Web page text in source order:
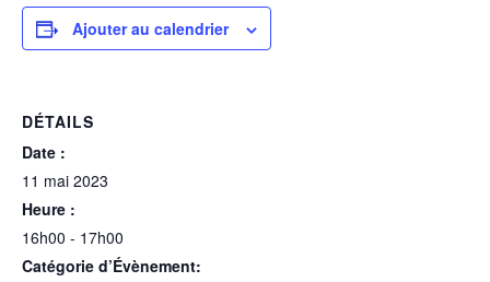
Ajouter au calendrier
DÉTAILS
Date :
11 mai 2023
Heure :
16h00 - 17h00
Catégorie d’Évènement: